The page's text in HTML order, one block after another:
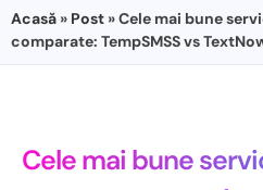
Acasă » Post » Cele mai bune
comparate: TempSMSS vs
Cele mai bune